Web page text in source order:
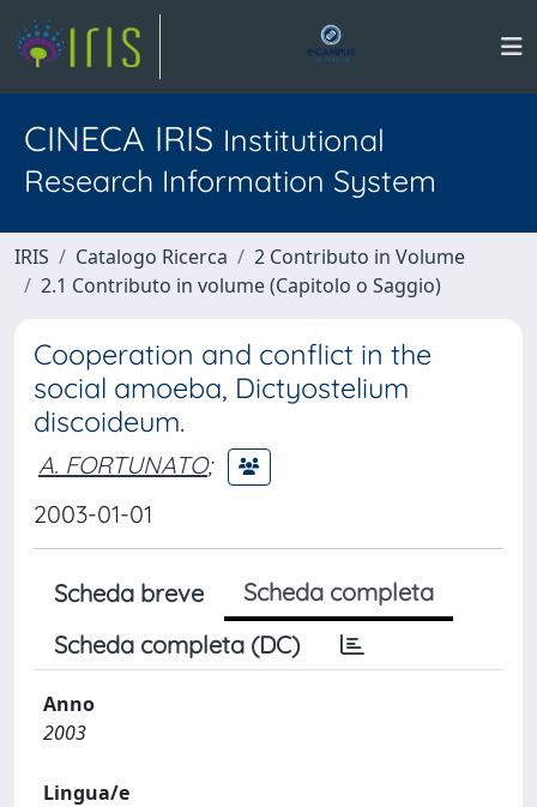
CINECA IRIS Institutional
Research Information System
IRIS Catalogo Ricerca
2 Contributo in Volume
2.1 Contributo in volume (Capitolo o Saggio)
Cooperation and conflict in the
social amoeba, Dictyostelium
discoideum.
A. FORTUNATO;
2003-01-01
Scheda breve
Scheda completa
Scheda completa (DC)
Anno
2003
Lingua/e